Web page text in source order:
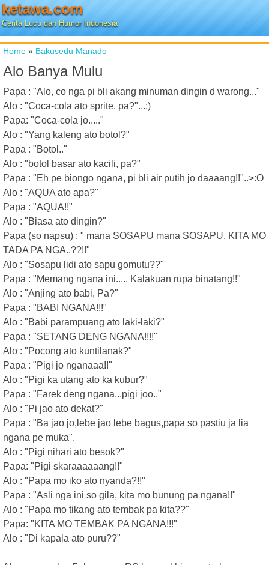
ketawa.com
Cerita Lucu dan Humor Indonesia
Home » Bakusedu Manado
Alo Banya Mulu
Papa : "Alo, co nga pi bli akang minuman dingin d warong..."
Alo : "Coca-cola ato sprite, pa?"...:)
Papa: "Coca-cola jo....."
Alo : "Yang kaleng ato botol?"
Papa : "Botol.."
Alo : "botol basar ato kacili, pa?"
Papa : "Eh pe biongo ngana, pi bli air putih jo daaaang!!"..>:O
Alo : "AQUA ato apa?"
Papa : "AQUA!!"
Alo : "Biasa ato dingin?"
Papa (so napsu) : " mana SOSAPU mana SOSAPU, KITA MO
TADA PA NGA..??!!"
Alo : "Sosapu lidi ato sapu gomutu??"
Papa : "Memang ngana ini..... Kalakuan rupa binatang!!"
Alo : "Anjing ato babi, Pa?"
Papa : "BABI NGANA!!!"
Alo : "Babi parampuang ato laki-laki?"
Papa : "SETANG DENG NGANA!!!!"
Alo : "Pocong ato kuntilanak?"
Papa : "Pigi jo nganaaa!!"
Alo : "Pigi ka utang ato ka kubur?"
Papa : "Farek deng ngana...pigi joo.."
Alo : "Pi jao ato dekat?"
Papa : "Ba jao jo,lebe jao lebe bagus,papa so pastiu ja lia
ngana pe muka".
Alo : "Pigi nihari ato besok?"
Papa: "Pigi skaraaaaaang!!"
Alo : "Papa mo iko ato nyanda?!!"
Papa : "Asli nga ini so gila, kita mo bunung pa ngana!!"
Alo : "Papa mo tikang ato tembak pa kita??"
Papa: "KITA MO TEMBAK PA NGANA!!!"
Alo : "Di kapala ato puru??"